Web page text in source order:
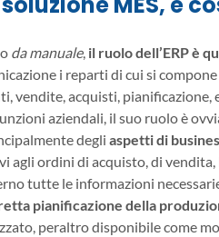
da manuale, il ruolo dell’ERP è
i reparti di cui si compone
vendite, acquisti, pianificazione,
aziendali, il suo ruolo è
degli aspetti di
agli ordini di acquisto, di vendita,
tutte le informazioni
pianificazione della
peraltro disponibile come